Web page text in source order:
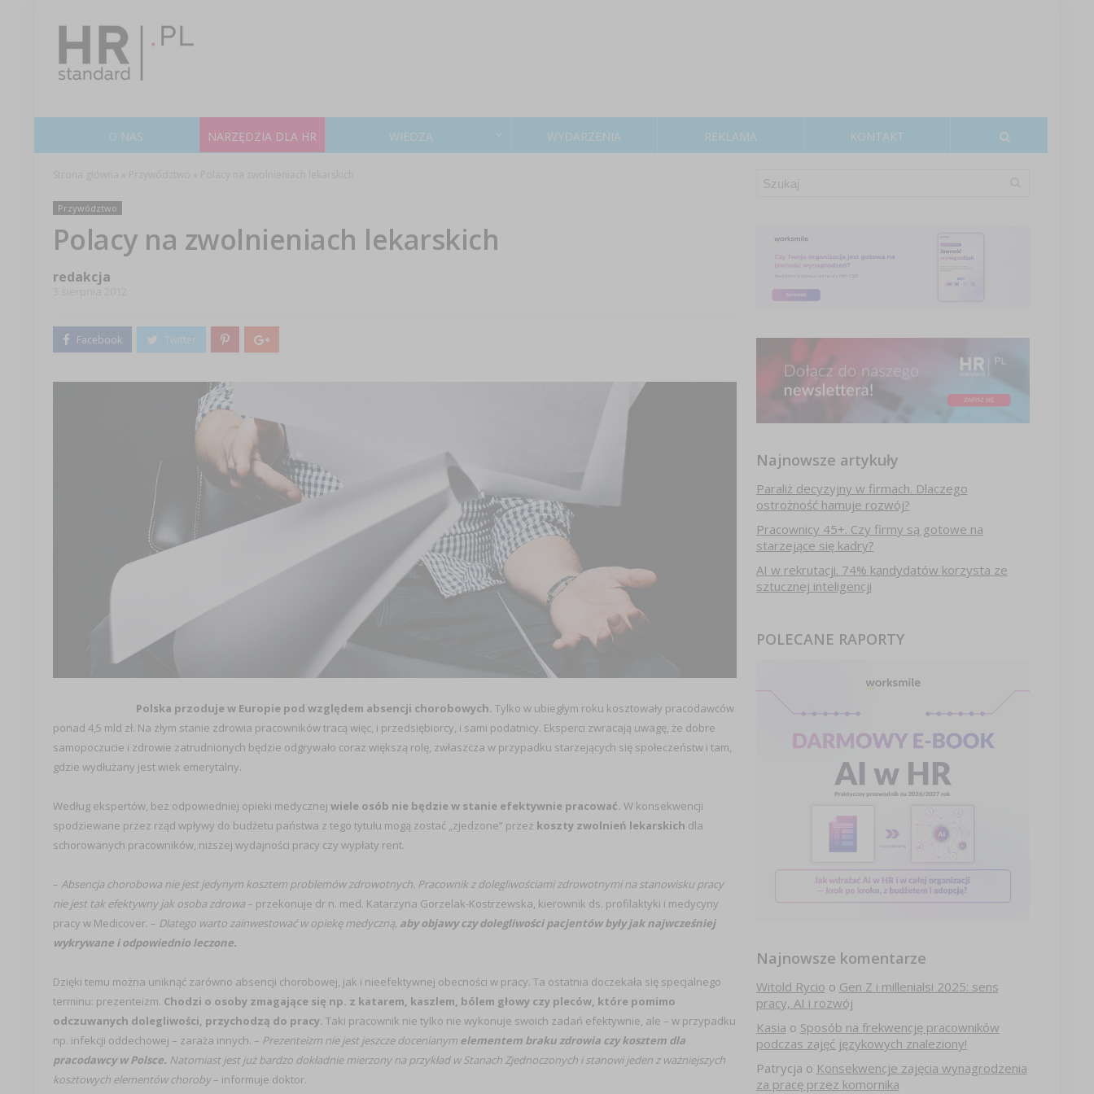
O NAS NARZĘDZIA DLA HR WIEDZA WYDARZENIA REKLAMA KONTAKT
Przywództwo
Polacy na zwolnieniach lekarskich
redakcja
Polska przoduje w Europie pod względem absencji chorobowych. Tylko w ubiegłym roku kosztowały pracodawców
ponad 4,5 mld zł. Na złym stanie zdrowia pracowników tracą więc, i przedsiębiorcy, i sami podatnicy. Eksperci zwracają uwagę, że dobre
samopoczucie i zdrowie zatrudnionych będzie odgrywało coraz większą rolę, zwłaszcza w przypadku starzejących się społeczeństw i tam,
gdzie wydłużany jest wiek emerytalny.
Według ekspertów, bez odpowiedniej opieki medycznej wiele osób nie będzie w stanie efektywnie pracować. W konsekwencji
spodziewane przez rząd wpływy do budżetu państwa z tego tytułu mogą zostać „zjedzone” przez koszty zwolnień lekarskich dla
schorowanych pracowników, niższej wydajności pracy czy wypłaty rent.
– Absencja chorobowa nie jest jedynym kosztem problemów zdrowotnych. Pracownik z dolegliwościami zdrowotnymi na stanowisku pracy
nie jest tak efektywny jak osoba zdrowa– przekonuje dr n. med. Katarzyna Gorzelak-Kostrzewska, kierownik ds. profilaktyki i medycyny
pracy w Medicover. – Dlatego warto zainwestować w opiekę medyczną, aby objawy czy dolegliwości pacjentów były jak najwcześniej
wykrywane i odpowiednio leczone.
Dzięki temu można uniknąć zarówno absencji chorobowej, jak i nieefektywnej obecności w pracy. Ta ostatnia doczekała się specjalnego
terminu: prezenteizm. Chodzi o osoby zmagające się np. z katarem, kaszlem, bólem głowy czy pleców, które pomimo
odczuwanych dolegliwości, przychodzą do pracy. Taki pracownik nie tylko nie wykonuje swoich zadań efektywnie, ale – w przypadku
np. infekcji oddechowej – zaraża innych. – Prezenteizm nie jest jeszcze docenianym elementem braku zdrowia czy kosztem dla
pracodawcy w Polsce. Natomiast jest już bardzo dokładnie mierzony na przykład w Stanach Zjednoczonych i stanowi jeden z ważniejszych
kosztowych elementów choroby– informuje doktor.
Najnowsze artykuły
Paraliż decyzyjny w firmach. Dlaczego
ostrożność hamuje rozwój?
Pracownicy 45+. Czy firmy są gotowe na
starzejące się kadry?
AI w rekrutacji. 74% kandydatów korzysta ze
sztucznej inteligencji
POLECANE RAPORTY
Najnowsze komentarze
Witold Rycio o Gen Z i millenialsi 2025: sens
pracy, AI i rozwój
Kasia o Sposób na frekwencję pracowników
podczas zajęć językowych znaleziony!
Patrycja o Konsekwencje zajęcia wynagrodzenia
za pracę przez komornika